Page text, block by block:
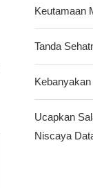
Keutamaan
Tanda
Ucapkan
Niscaya